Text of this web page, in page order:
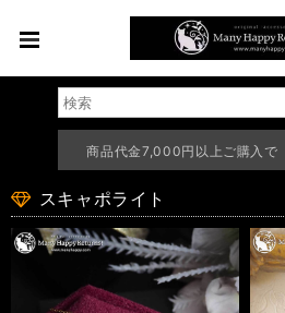
商品代金7,000円以上ご購入で
スキャポライト